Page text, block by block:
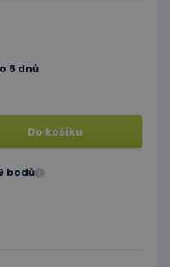
5 dnů
Do košíku
bodů